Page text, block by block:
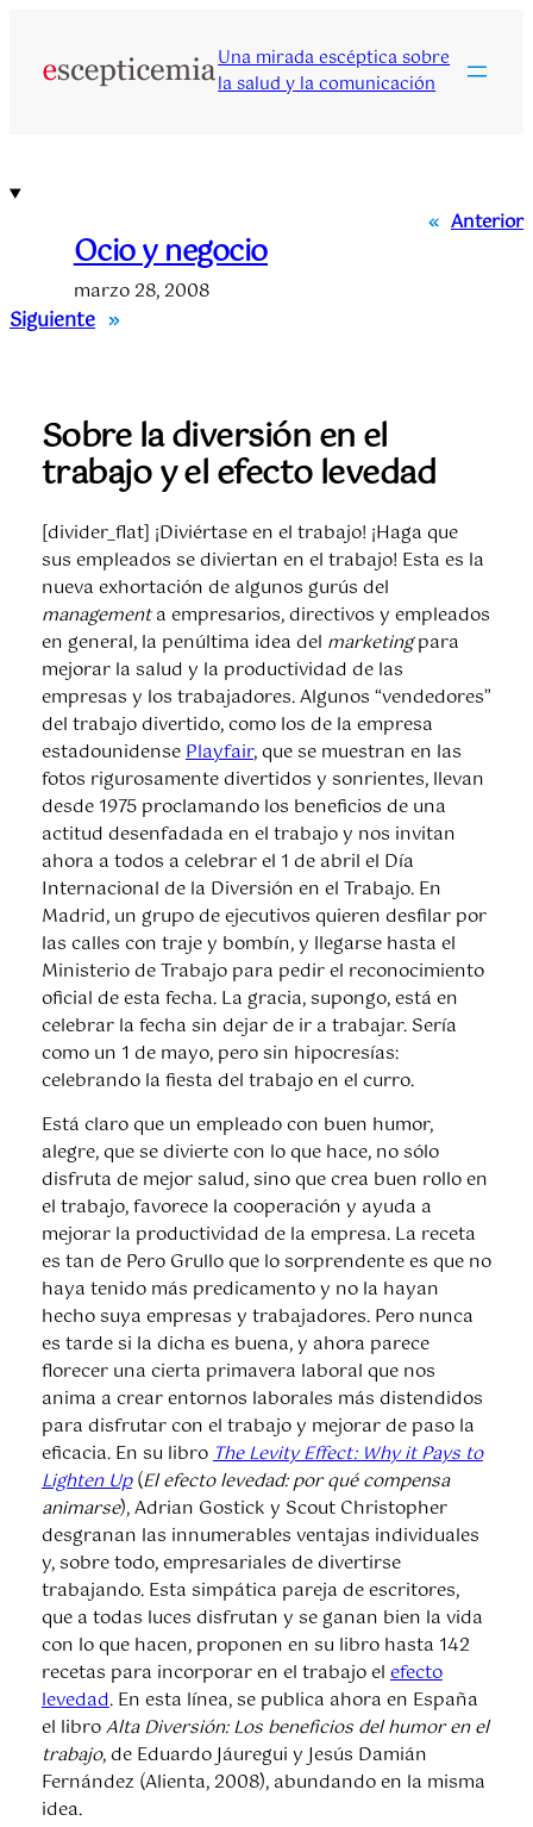
contenido
Una mirada escéptica sobre
la salud y la comunicación
« Anterior
Ocio y negocio
marzo 28, 2008
Siguiente »
Sobre la diversión en el
trabajo y el efecto levedad
[divider_flat] ¡Diviértase en el trabajo! ¡Haga que
sus empleados se diviertan en el trabajo! Esta es la
nueva exhortación de algunos gurús del
managementa empresarios, directivos y empleados
en general, la penúltima idea del marketingpara
mejorar la salud y la productividad de las
empresas y los trabajadores. Algunos “vendedores”
del trabajo divertido, como los de la empresa
estadounidensePlayfair, que se muestran en las
fotos rigurosamente divertidos y sonrientes, llevan
desde 1975 proclamando los beneficios de una
actitud desenfadada en el trabajo y nos invitan
ahora a todos a celebrar el 1 de abril el Día
Internacional de la Diversión en el Trabajo. En
Madrid, un grupo de ejecutivos quieren desfilar por
las calles con traje y bombín, y llegarse hasta el
Ministerio de Trabajo para pedir el reconocimiento
oficial de esta fecha. La gracia, supongo, está en
celebrar la fecha sin dejar de ir a trabajar. Sería
como un 1 de mayo, pero sin hipocresías:
celebrando la fiesta del trabajo en el curro.
Está claro que un empleado con buen humor,
alegre, que se divierte con lo que hace, no sólo
disfruta de mejor salud, sino que crea buen rollo en
el trabajo, favorece la cooperación y ayuda a
mejorar la productividad de la empresa. La receta
es tan de Pero Grullo que lo sorprendente es que no
haya tenido más predicamento y no la hayan
hecho suya empresas y trabajadores. Pero nunca
es tarde si la dicha es buena, y ahora parece
florecer una cierta primavera laboral que nos
anima a crear entornos laborales más distendidos
para disfrutar con el trabajo y mejorar de paso la
eficacia. En su libroThe Levity Effect: Why it Pays to
Lighten Up(El efecto levedad: por qué compensa
animarse), Adrian Gostick y Scout Christopher
desgranan las innumerables ventajas individuales
y, sobre todo, empresariales de divertirse
trabajando. Esta simpática pareja de escritores,
que a todas luces disfrutan y se ganan bien la vida
con lo que hacen, proponen en su libro hasta 142
recetas para incorporar en el trabajo elefecto
levedad. En esta línea, se publica ahora en España
el libroAlta Diversión: Los beneficios del humor en el
trabajo, de Eduardo Jáuregui y Jesús Damián
Fernández (Alienta, 2008), abundando en la misma
idea.